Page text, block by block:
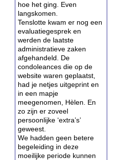
hoe het ging. Even
langskomen.
Tenslotte kwam er nog een
evaluatiegesprek en
werden de laatste
administratieve zaken
afgehandeld. De
condoleances die op de
website waren geplaatst,
had je netjes uitgeprint en
in een mapje
meegenomen, Hèlen. En
zo zijn er zoveel
persoonlijke ‘extra’s’
geweest.
We hadden geen betere
begeleiding in deze
moeilijke periode kunnen